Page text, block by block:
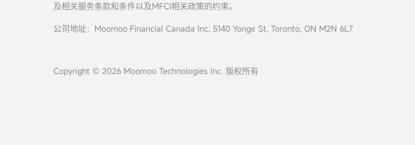
及相关服务条款和条件以及MFCI相关政策的约束。
公司地址：Moomoo Financial Canada Inc. 5140 Yonge St, Toronto, ON M2N 6L7
Copyright © 2026 Moomoo Technologies Inc. 版权所有